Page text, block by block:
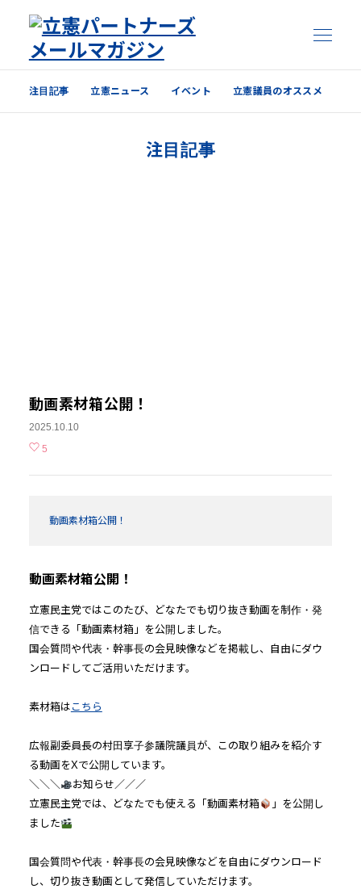
注目記事 立憲ニュース イベント 立憲議員のオススメ
注目記事
動画素材箱公開！
2025.10.10
5
動画素材箱公開！
動画素材箱公開！
立憲民主党ではこのたび、どなたでも切り抜き動画を制作・発
信できる「動画素材箱」を公開しました。
国会質問や代表・幹事長の会見映像などを掲載し、自由にダウ
ンロードしてご活用いただけます。
素材箱は こちら
広報副委員長の村田享子参議院議員が、この取り組みを紹介す
る動画をXで公開しています。
＼＼＼
お知らせ／／／
立憲民主党では、どなたでも使える「動画素材箱
」を公開し
ました
国会質問や代表・幹事長の会見映像などを自由にダウンロード
し、切り抜き動画として発信していただけます。